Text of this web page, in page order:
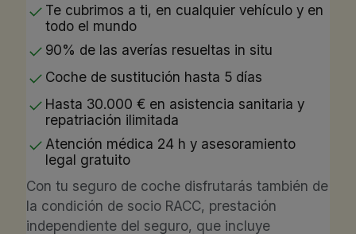
Te cubrimos a ti, en cualquier vehículo y en
todo el mundo
90% de las averías resueltas in situ
Coche de sustitución hasta 5 días
Hasta 30.000 € en asistencia sanitaria y
repatriación ilimitada
Atención médica 24 h y asesoramiento
legal gratuito
Con tu seguro de coche disfrutarás también de
la condición de socio RACC, prestación
independiente del seguro, que incluye